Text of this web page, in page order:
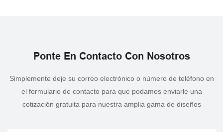
Ponte En Contacto Con Nosotros
Simplemente deje su correo electrónico o número de teléfono en
el formulario de contacto para que podamos enviarle una
cotización gratuita para nuestra amplia gama de diseños